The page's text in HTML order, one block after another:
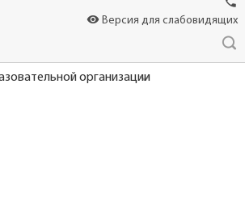
visibility Версия для слабовидящих
организации